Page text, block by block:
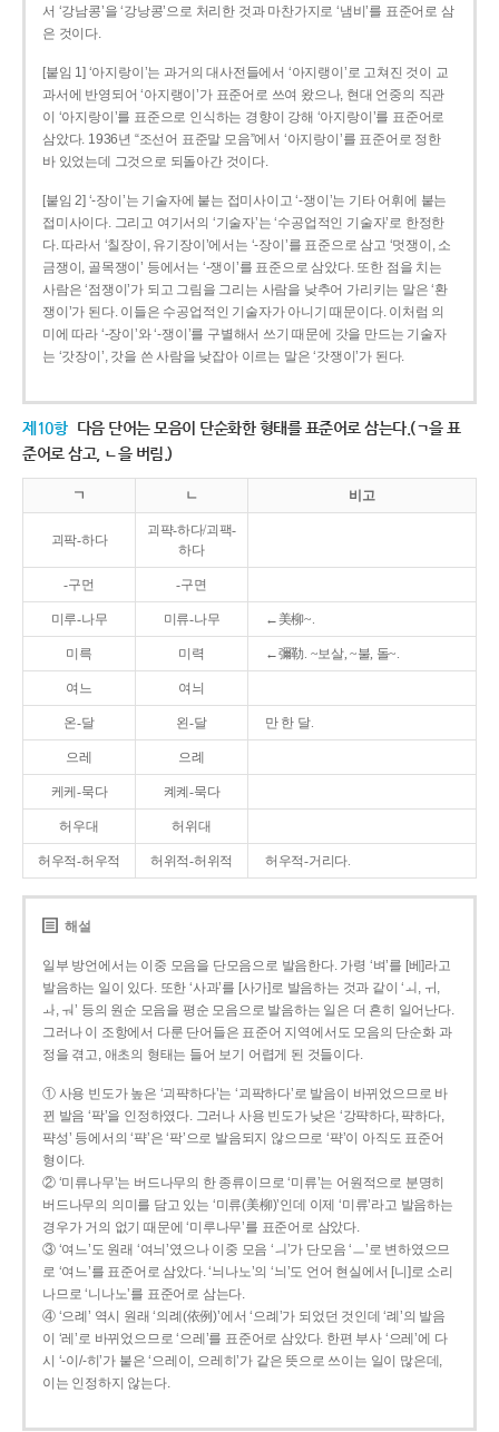
서 ‘강남콩’을 ‘강낭콩’으로 처리한 것과 마찬가지로 ‘냄비’를 표준어로 삼
은 것이다.
[붙임 1] ‘아지랑이’는 과거의 대사전들에서 ‘아지랭이’로 고쳐진 것이 교
과서에 반영되어 ‘아지랭이’가 표준어로 쓰여 왔으나, 현대 언중의 직관
이 ‘아지랑이’를 표준으로 인식하는 경향이 강해 ‘아지랑이’를 표준어로
삼았다. 1936년 “조선어 표준말 모음”에서 ‘아지랑이’를 표준어로 정한
바 있었는데 그것으로 되돌아간 것이다.
[붙임 2] ‘-장이’는 기술자에 붙는 접미사이고 ‘-쟁이’는 기타 어휘에 붙는
접미사이다. 그리고 여기서의 ‘기술자’는 ‘수공업적인 기술자’로 한정한
다. 따라서 ‘칠장이, 유기장이’에서는 ‘-장이’를 표준으로 삼고 ‘멋쟁이, 소
금쟁이, 골목쟁이’ 등에서는 ‘-쟁이’를 표준으로 삼았다. 또한 점을 치는
사람은 ‘점쟁이’가 되고 그림을 그리는 사람을 낮추어 가리키는 말은 ‘환
쟁이’가 된다. 이들은 수공업적인 기술자가 아니기 때문이다. 이처럼 의
미에 따라 ‘-장이’와 ‘-쟁이’를 구별해서 쓰기 때문에 갓을 만드는 기술자
는 ‘갓장이’, 갓을 쓴 사람을 낮잡아 이르는 말은 ‘갓쟁이’가 된다.
제10항 다음 단어는 모음이 단순화한 형태를 표준어로 삼는다.(ㄱ을 표
준어로 삼고, ㄴ을 버림.)
ㄱ ㄴ 비고
괴팍-하다
괴퍅-하다/괴팩-
하다
-구먼 -구면
미루-나무 미류-나무 ←美柳~.
미륵 미력 ←彌勒. ~보살, ~불, 돌~.
여느 여늬
온-달 왼-달 만 한 달.
으레 으례
케케-묵다 켸켸-묵다
허우대 허위대
허우적-허우적 허위적-허위적 허우적-거리다.
해설
일부 방언에서는 이중 모음을 단모음으로 발음한다. 가령 ‘벼’를 [베]라고
발음하는 일이 있다. 또한 ‘사과’를 [사가]로 발음하는 것과 같이 ‘ㅚ, ㅟ,
ㅘ, ㅝ’ 등의 원순 모음을 평순 모음으로 발음하는 일은 더 흔히 일어난다.
그러나 이 조항에서 다룬 단어들은 표준어 지역에서도 모음의 단순화 과
정을 겪고, 애초의 형태는 들어 보기 어렵게 된 것들이다.
① 사용 빈도가 높은 ‘괴퍅하다’는 ‘괴팍하다’로 발음이 바뀌었으므로 바
뀐 발음 ‘팍’을 인정하였다. 그러나 사용 빈도가 낮은 ‘강퍅하다, 퍅하다,
퍅성’ 등에서의 ‘퍅’은 ‘팍’으로 발음되지 않으므로 ‘퍅’이 아직도 표준어
형이다.
② ‘미류나무’는 버드나무의 한 종류이므로 ‘미류’는 어원적으로 분명히
버드나무의 의미를 담고 있는 ‘미류(美柳)’인데 이제 ‘미류’라고 발음하는
경우가 거의 없기 때문에 ‘미루나무’를 표준어로 삼았다.
③ ‘여느’도 원래 ‘여늬’였으나 이중 모음 ‘ㅢ’가 단모음 ‘ㅡ’로 변하였으므
로 ‘여느’를 표준어로 삼았다. ‘늬나노’의 ‘늬’도 언어 현실에서 [니]로 소리
나므로 ‘니나노’를 표준어로 삼는다.
④ ‘으례’ 역시 원래 ‘의례(依例)’에서 ‘으례’가 되었던 것인데 ‘례’의 발음
이 ‘레’로 바뀌었으므로 ‘으레’를 표준어로 삼았다. 한편 부사 ‘으레’에 다
시 ‘-이/-히’가 붙은 ‘으레이, 으레히’가 같은 뜻으로 쓰이는 일이 많은데,
이는 인정하지 않는다.